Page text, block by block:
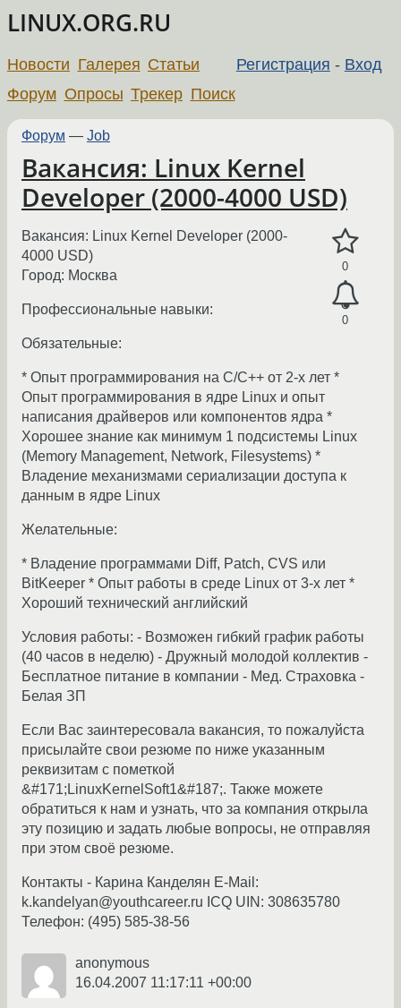
LINUX.ORG.RU
Регистрация - Вход
Новости Галерея Статьи
Форум Опросы Трекер Поиск
Форум — Job
Вакансия: Linux Kernel
Developer (2000-4000 USD)
0
0
Вакансия: Linux Kernel Developer (2000-
4000 USD)
Город: Москва
Профессиональные навыки:
Обязательные:
* Опыт программирования на C/C++ от 2-х лет *
Опыт программирования в ядре Linux и опыт
написания драйверов или компонентов ядра *
Хорошее знание как минимум 1 подсистемы Linux
(Memory Management, Network, Filesystems) *
Владение механизмами сериализации доступа к
данным в ядре Linux
Желательные:
* Владение программами Diff, Patch, CVS или
BitKeeper * Опыт работы в среде Linux от 3-х лет *
Хороший технический английский
Условия работы: - Возможен гибкий график работы
(40 часов в неделю) - Дружный молодой коллектив -
Бесплатное питание в компании - Мед. Cтраховка -
Белая ЗП
Если Вас заинтересовала вакансия, то пожалуйста
присылайте свои резюме по ниже указанным
реквизитам с пометкой
&#171;LinuxKernelSoft1&#187;. Также можете
обратиться к нам и узнать, что за компания открыла
эту позицию и задать любые вопросы, не отправляя
при этом своё резюме.
Контакты - Карина Канделян E-Mail:
k.kandelyan@youthcareer.ru ICQ UIN: 308635780
Телефон: (495) 585-38-56
anonymous
16.04.2007 11:17:11 +00:00